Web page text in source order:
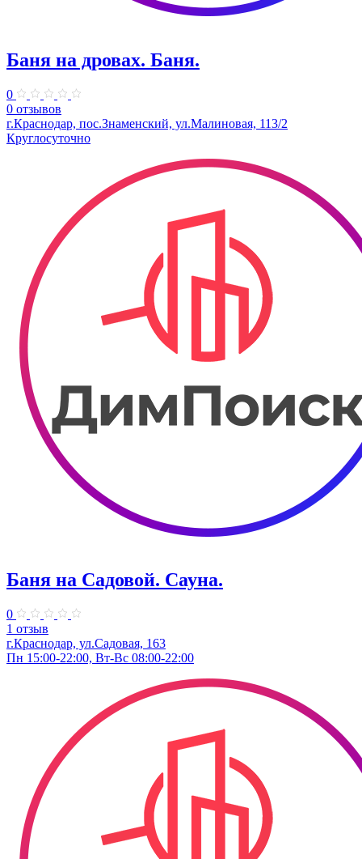
Баня на дровах. Баня.
0
0 отзывов
г.Краснодар, пос.Знаменский, ул.Малиновая, 113/2
Круглосуточно
Баня на Садовой. Сауна.
0
1 отзыв
г.Краснодар, ул.Садовая, 163
Пн 15:00-22:00, Вт-Вс 08:00-22:00